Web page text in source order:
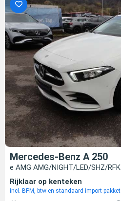
Mercedes-Benz A 250
e AMG AMG/NIGHT/LED/SHZ/RFK
Rijklaar op kenteken
incl. BPM, btw en standaard import pakket